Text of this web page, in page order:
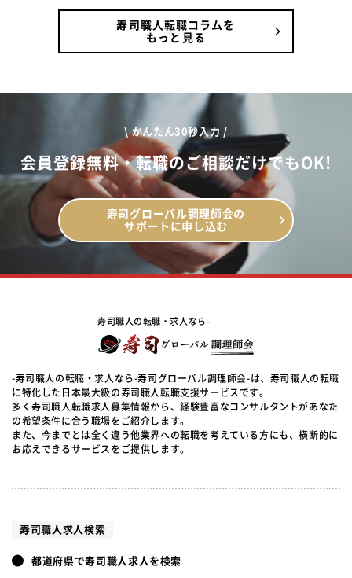
寿司職人転職コラムを
もっと見る
\ かんたん30秒入力 /
会員登録無料・転職のご相談だけでもOK!
寿司グローバル調理師会の
サポートに申し込む
寿司職人の転職・求人なら-
-寿司職人の転職・求人なら-寿司グローバル調理師会-は、寿司職人の転職
に特化した日本最大級の寿司職人転職支援サービスです。
多く寿司職人転職求人募集情報から、経験豊富なコンサルタントがあなた
の希望条件に合う職場をご紹介します。
また、今までとは全く違う他業界への転職を考えている方にも、横断的に
お応えできるサービスをご提供します。
寿司職人求人検索
都道府県で寿司職人求人を検索